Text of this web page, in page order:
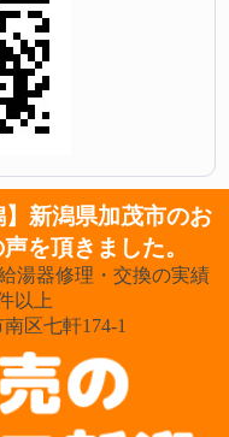
】新潟県加茂市のお
を頂きました。
湯器修理・交換の実績
以上
区七軒174-1